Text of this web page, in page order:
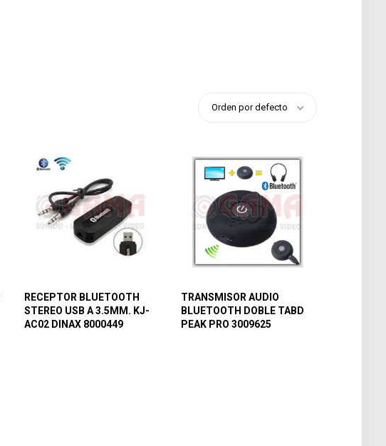
Orden por defecto
RECEPTOR BLUETOOTH
STEREO USB A 3.5MM. KJ-
AC02 DINAX 8000449
TRANSMISOR AUDIO
BLUETOOTH DOBLE TABD
PEAK PRO 3009625